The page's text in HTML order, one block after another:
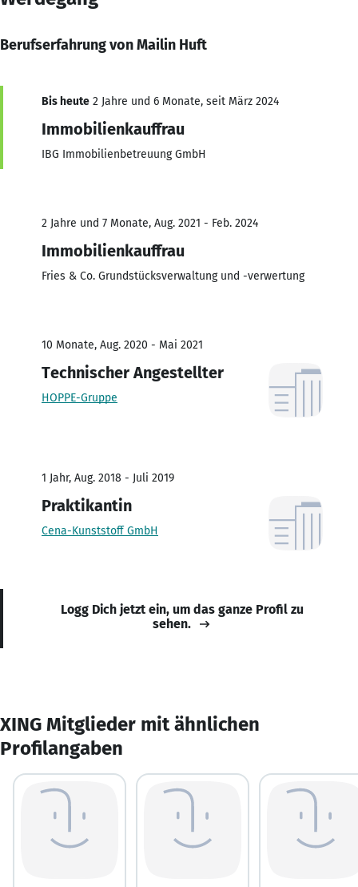
Berufserfahrung von Mailin Huft
Bis heute 2 Jahre und 6 Monate, seit März 2024
Immobilienkauffrau
IBG Immobilienbetreuung GmbH
2 Jahre und 7 Monate, Aug. 2021 - Feb. 2024
Immobilienkauffrau
Fries & Co. Grundstücksverwaltung und -verwertung
10 Monate, Aug. 2020 - Mai 2021
Technischer Angestellter
HOPPE-Gruppe
1 Jahr, Aug. 2018 - Juli 2019
Praktikantin
Cena-Kunststoff GmbH
Logg Dich jetzt ein, um das ganze Profil zu
sehen.
XING Mitglieder mit ähnlichen
Profilangaben